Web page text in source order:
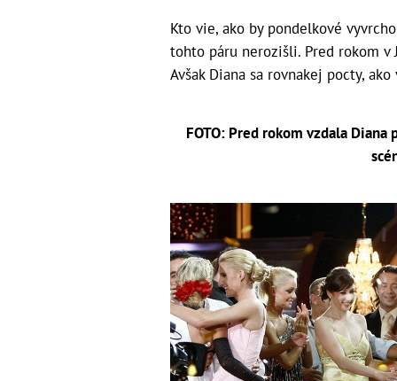
Kto vie, ako by pondelkové
tohto páru nerozišli. Pred rokom v
Avšak Diana sa rovnakej pocty,
FOTO: Pred rokom vzdala